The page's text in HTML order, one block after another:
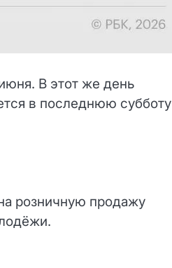
В этот же день
в последнюю субботу
розничную продажу